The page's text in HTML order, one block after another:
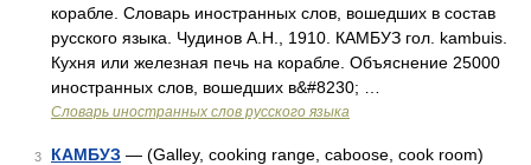
корабле. Словарь иностранных слов, вошедших в состав
русского языка. Чудинов А.Н., 1910. КАМБУЗ гол. kambuis.
Кухня или железная печь на корабле. Объяснение 25000
иностранных слов, вошедших в&#8230; …
Словарь иностранных слов русского языка
3 КАМБУЗ — (Galley, cooking range, caboose, cook room)